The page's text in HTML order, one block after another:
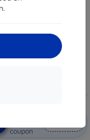
coupon